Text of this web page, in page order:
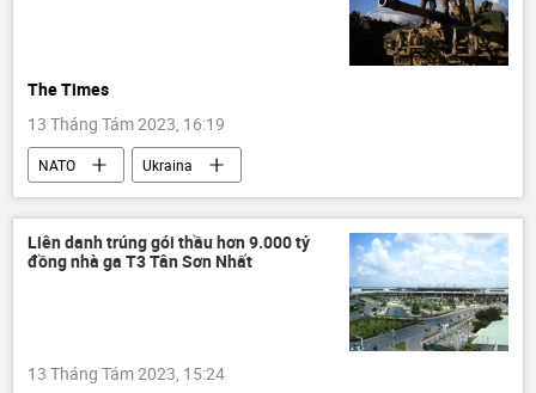
The Times
13 Tháng Tám 2023, 16:19
NATO
Ukraina
Cuộc khủng hoảng ở Ukraina
xung đột quân sự
Thế giới
Báo chí thế giới
Liên danh trúng gói thầu hơn 9.000 tỷ
đồng nhà ga T3 Tân Sơn Nhất
13 Tháng Tám 2023, 15:24